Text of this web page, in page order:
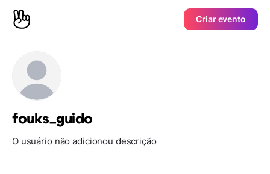
Criar evento
fouks_guido
O usuário não adicionou descrição